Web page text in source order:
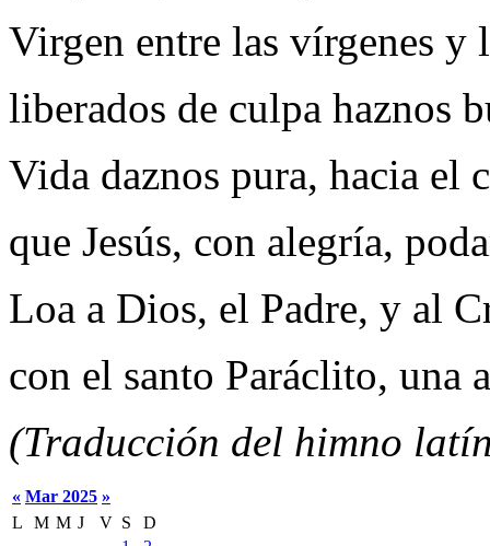
Virgen entre las vírgenes y
liberados de culpa haznos
Vida daznos pura, hacia el
que Jesús, con alegría,
Loa a Dios, el Padre, y al
con el santo Paráclito,
(Traducción del himno
« Mar 2025 »
L
M M J V S
D